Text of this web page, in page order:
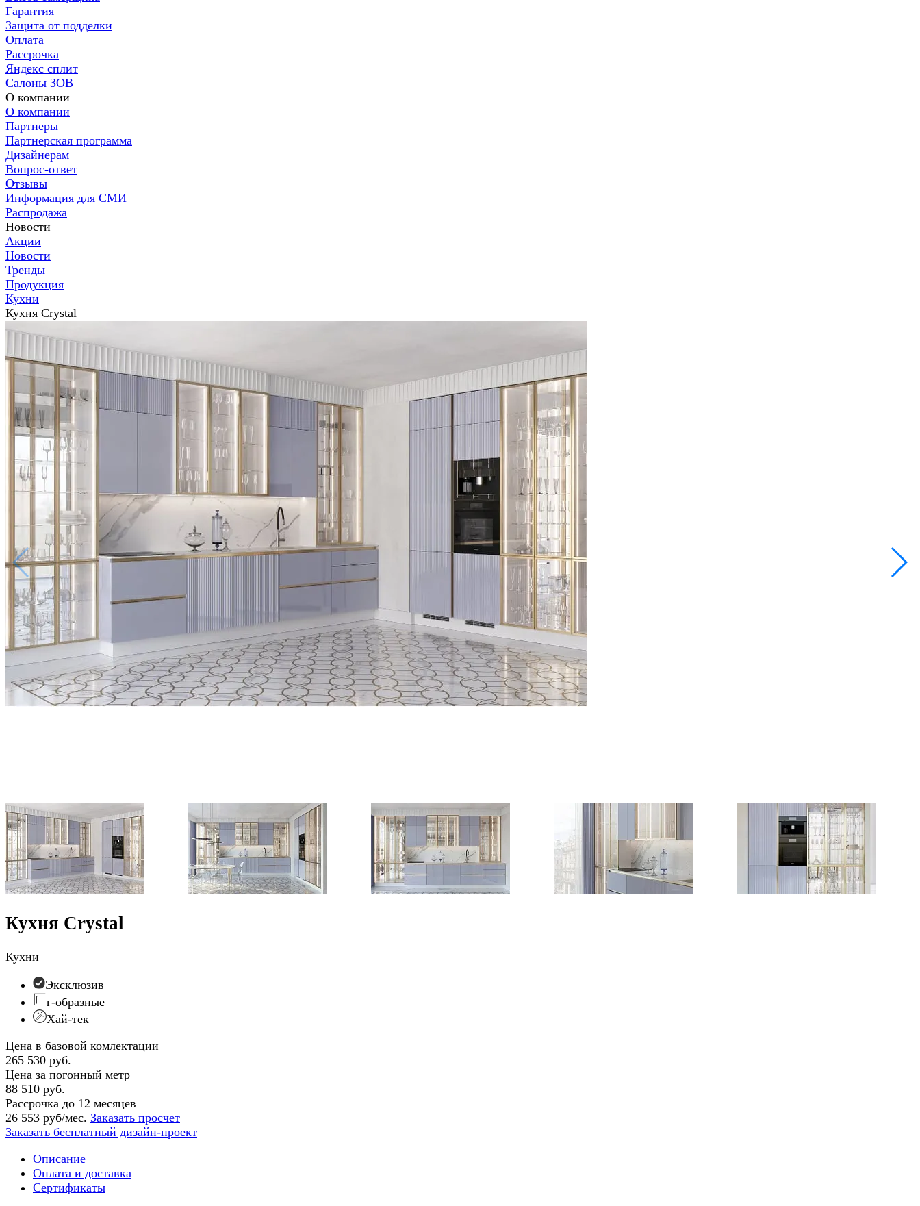
Гарантия
Защита от подделки
Оплата
Рассрочка
Яндекс сплит
Салоны ЗОВ
О компании
О компании
Партнеры
Партнерская программа
Дизайнерам
Вопрос-ответ
Отзывы
Информация для СМИ
Распродажа
Новости
Акции
Новости
Тренды
Продукция
Кухни
Кухня Crystal
Кухня Crystal
Кухни
Эксклюзив
г-образные
Хай-тек
Цена в базовой комлектации
265 530 руб.
Цена за погонный метр
88 510 руб.
Рассрочка до 12 месяцев
26 553 руб/мес. Заказать просчет
Заказать бесплатный дизайн-проект
Описание
Оплата и доставка
Сертификаты